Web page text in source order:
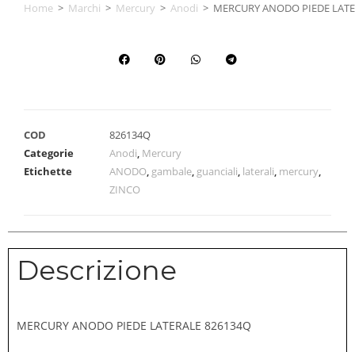
Home > Marchi > Mercury > Anodi > MERCURY ANODO PIEDE
COD
826134Q
Categorie
Anodi, Mercury
Etichette
ANODO, gambale, guanciali, laterali, mercury,
ZINCO
Descrizione
MERCURY ANODO PIEDE LATERALE 826134Q